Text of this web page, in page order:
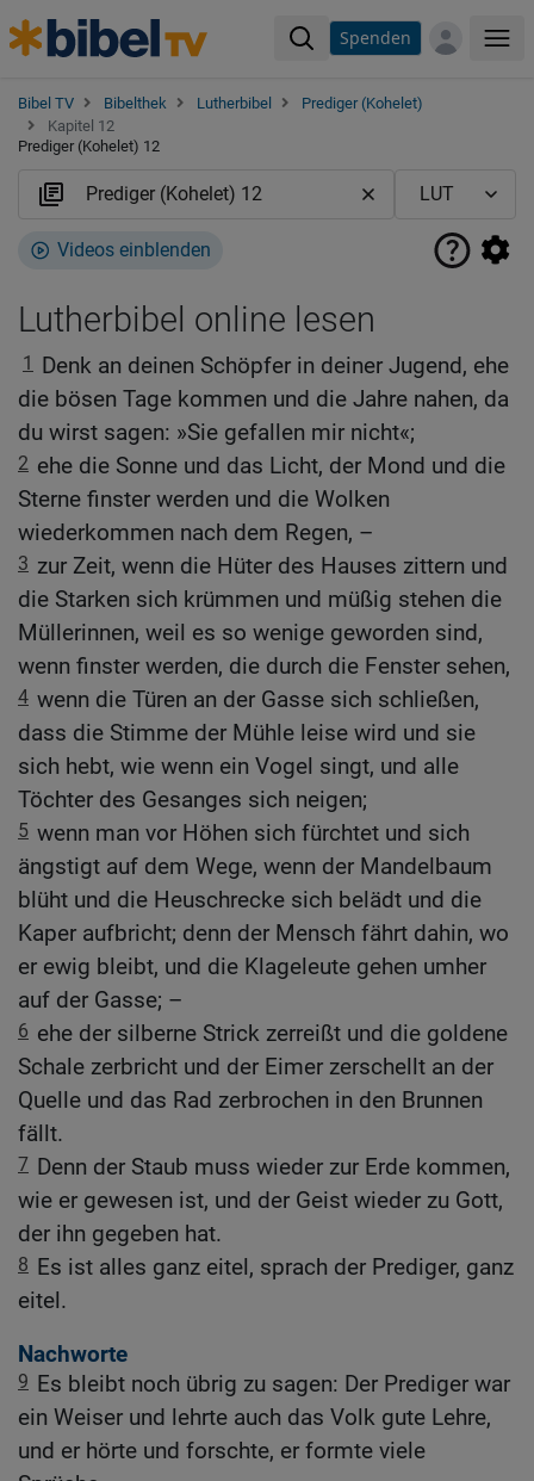
Spenden
Bibel TV Bibelthek Lutherbibel
Prediger (Kohelet)
Kapitel 12
Prediger (Kohelet) 12
Videos einblenden
Lutherbibel online lesen
1 Denk an deinen Schöpfer in deiner Jugend, ehe
die bösen Tage kommen und die Jahre nahen, da
du wirst sagen: »Sie gefallen mir nicht«;
2 ehe die Sonne und das Licht, der Mond und die
Sterne finster werden und die Wolken
wiederkommen nach dem Regen, –
3 zur Zeit, wenn die Hüter des Hauses zittern und
die Starken sich krümmen und müßig stehen die
Müllerinnen, weil es so wenige geworden sind,
wenn finster werden, die durch die Fenster sehen,
4 wenn die Türen an der Gasse sich schließen,
dass die Stimme der Mühle leise wird und sie
sich hebt, wie wenn ein Vogel singt, und alle
Töchter des Gesanges sich neigen;
5 wenn man vor Höhen sich fürchtet und sich
ängstigt auf dem Wege, wenn der Mandelbaum
blüht und die Heuschrecke sich belädt und die
Kaper aufbricht; denn der Mensch fährt dahin, wo
er ewig bleibt, und die Klageleute gehen umher
auf der Gasse; –
6 ehe der silberne Strick zerreißt und die goldene
Schale zerbricht und der Eimer zerschellt an der
Quelle und das Rad zerbrochen in den Brunnen
fällt.
7 Denn der Staub muss wieder zur Erde kommen,
wie er gewesen ist, und der Geist wieder zu Gott,
der ihn gegeben hat.
8 Es ist alles ganz eitel, sprach der Prediger, ganz
eitel.
Nachworte
9 Es bleibt noch übrig zu sagen: Der Prediger war
ein Weiser und lehrte auch das Volk gute Lehre,
und er hörte und forschte, er formte viele